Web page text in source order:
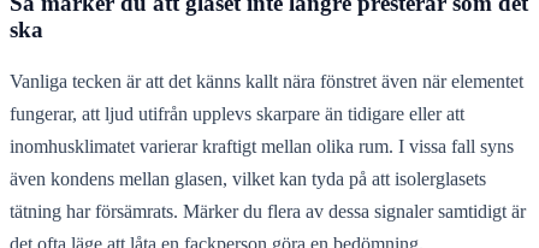
ska
Vanliga tecken är att det känns kallt nära fönstret även när elementet
fungerar, att ljud utifrån upplevs skarpare än tidigare eller att
inomhusklimatet varierar kraftigt mellan olika rum. I vissa fall syns
även kondens mellan glasen, vilket kan tyda på att isolerglasets
tätning har försämrats. Märker du flera av dessa signaler samtidigt är